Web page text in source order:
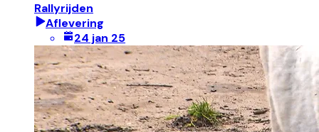
Rallyrijden
Aflevering
24 jan 25